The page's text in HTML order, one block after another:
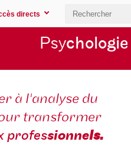
directs
Psychologie
à l'analyse du
transformer
professionnels.